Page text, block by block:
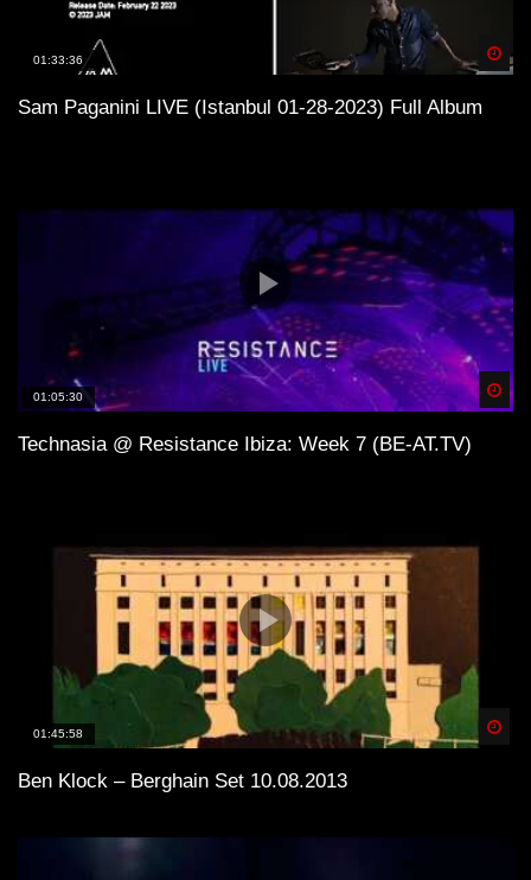
01:33:36
Sam Paganini LIVE (Istanbul 01-28-2023) Full Album
01:05:30
Technasia @ Resistance Ibiza: Week 7 (BE-AT.TV)
01:45:58
Ben Klock – Berghain Set 10.08.2013